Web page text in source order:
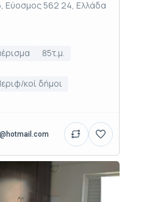
Εύοσμος 562 24, Ελλάδα
85τ.μ.
κοί δήμοι